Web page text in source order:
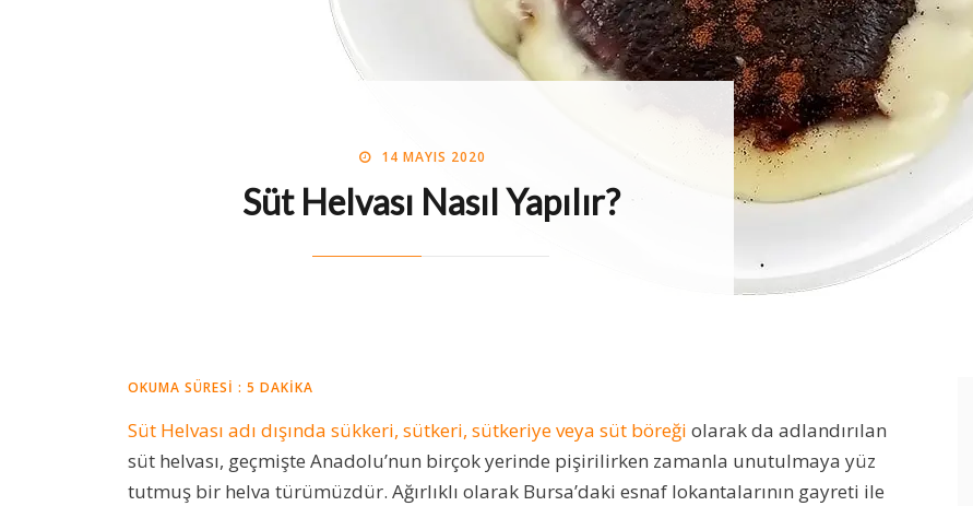
BY MIDE MÜHENDISI
POSTED
14 MAYIS 2020
Süt Helvası Nasıl Yapılır?
OKUMA SÜRESI : 5 DAKIKA
Süt Helvası adı dışında sükkeri, sütkeri, sütkeriye veya süt böreği olarak da adlandırılan
süt helvası, geçmişte Anadolu’nun birçok yerinde pişirilirken zamanla unutulmaya yüz
tutmuş bir helva türümüzdür. Ağırlıklı olarak Bursa’daki esnaf lokantalarının gayreti ile